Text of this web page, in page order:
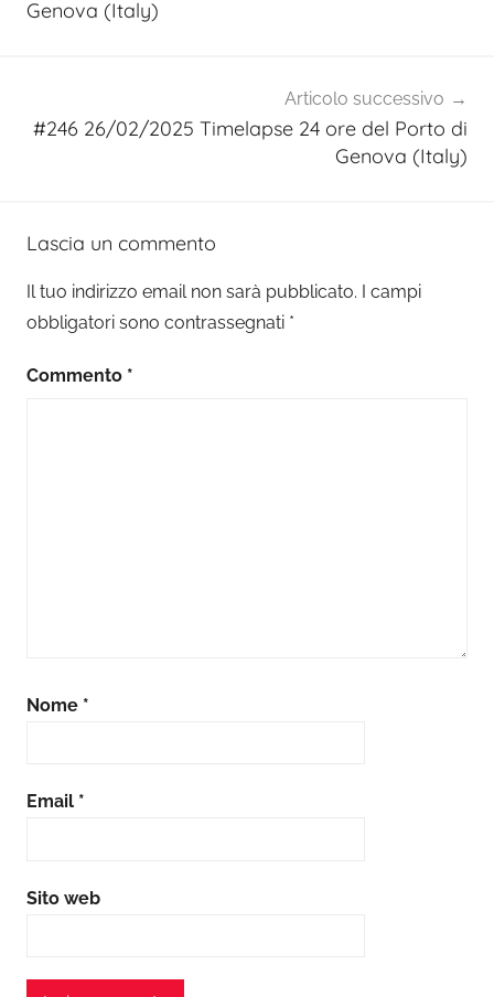
Genova (Italy)
Articolo successivo
#246 26/02/2025 Timelapse 24 ore del Porto di
Genova (Italy)
Lascia un commento
Il tuo indirizzo email non sarà pubblicato. I campi
obbligatori sono contrassegnati *
Commento *
Nome *
Email *
Sito web